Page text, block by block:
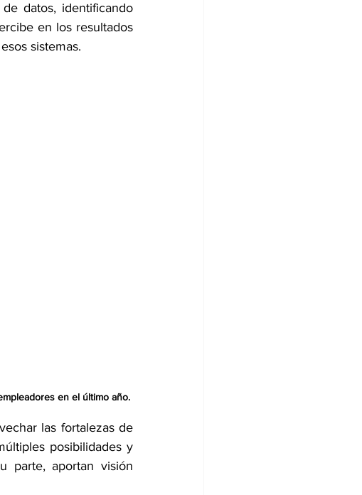
datos, identificando
en los resultados
sistemas.
en el último año.
las fortalezas de
posibilidades y
parte, aportan visión